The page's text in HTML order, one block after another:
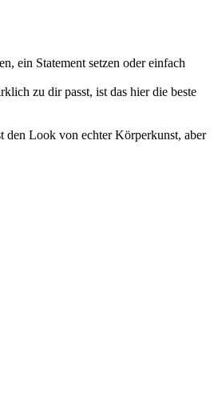
ein Statement setzen oder einfach
zu dir passt, ist das hier die beste
den Look von echter Körperkunst, aber